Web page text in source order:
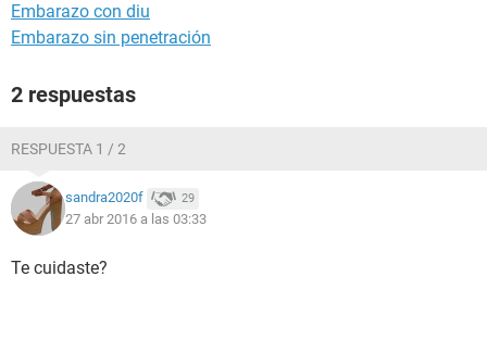
Embarazo con diu
Embarazo sin penetración
2 respuestas
RESPUESTA 1 / 2
sandra2020f 29
27 abr 2016 a las 03:33
Te cuidaste?